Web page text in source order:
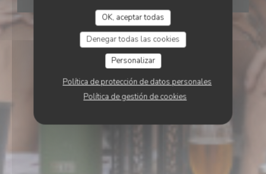
OK, aceptar todas
Denegar todas las cookies
Personalizar
Política de protección de datos personales
Política de gestión de cookies